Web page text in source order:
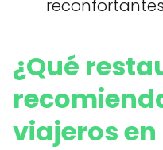
¿Qué
viajeros en